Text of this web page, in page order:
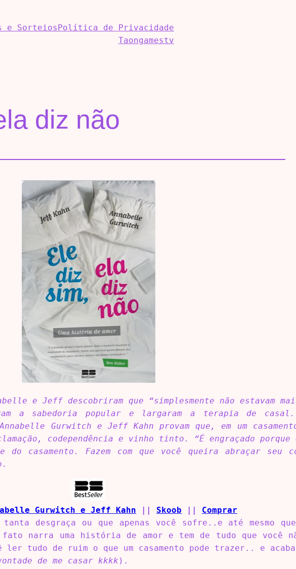
e Sorteios Política de Privacidade
Taongamestv
diz não
e Jeff descobriram que “simplesmente não estavam
a sabedoria popular e largaram a terapia de casal.
Gurwitch e Jeff Kahn provam que, em um
codependência e vinho tinto. “É engraçado
casamento. Fazem com que você queira abraçar seu
Gurwitch e Jeff Kahn Skoob
Comprar
desgraça ou que apenas você sofre..e até mesmo
fato narra uma história de amor e tem de tudo que você
ler tudo de ruim o que um casamento pode trazer.. e
de me casar kkkk ).